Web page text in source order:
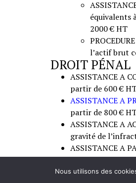
équivalents
2000 € HT
l’actif brut
DROIT PÉNAL
ASSISTANCE A
partir de 600 €
ASSISTANCE A
partir de 800 €
ASSISTANCE A
gravité de
ASSISTANCE A
*sous condition
Nous utilisons des